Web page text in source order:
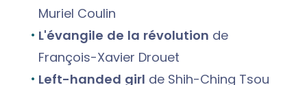
Muriel Coulin
L'évangile de la révolution de
François-Xavier Drouet
Left-handed girl de Shih-Ching Tsou